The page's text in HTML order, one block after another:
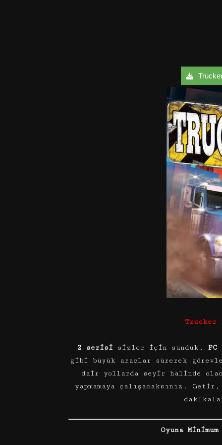
2 serisi sizler için sunduk, PC
gibi büyük araçlar sürerek
dair yollarda seyir halinde
yapmamaya çalışacaksınız.
Oyuna